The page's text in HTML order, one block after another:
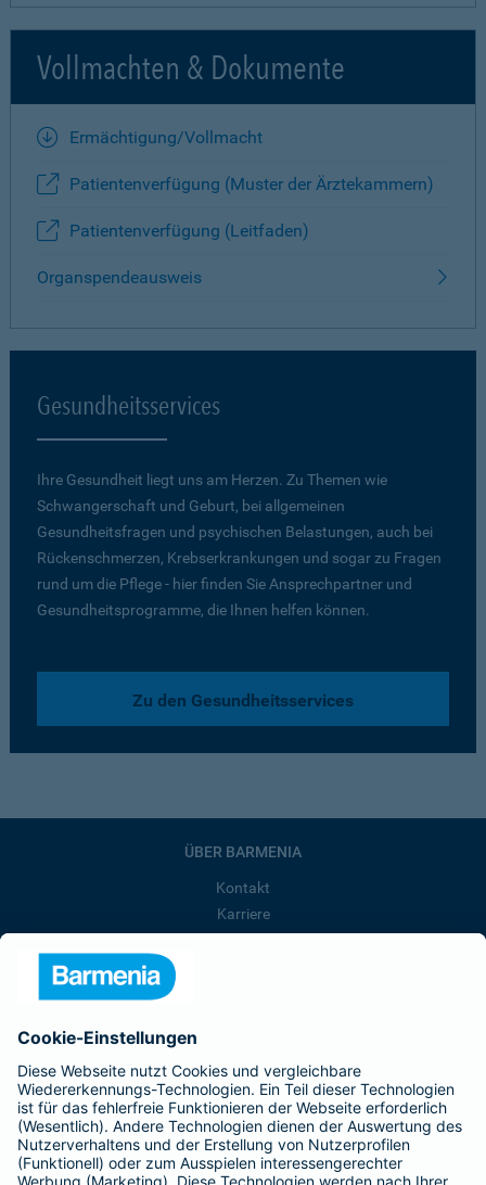
Vollmachten & Dokumente
Ermächtigung/Vollmacht
Patientenverfügung (Muster der Ärztekammern)
Patientenverfügung (Leitfaden)
Organspendeausweis
Gesundheitsservices
Ihre Gesundheit liegt uns am Herzen. Zu Themen wie
Schwangerschaft und Geburt, bei allgemeinen
Gesundheitsfragen und psychischen Belastungen, auch bei
Rückenschmerzen, Krebserkrankungen und sogar zu Fragen
rund um die Pflege - hier finden Sie Ansprechpartner und
Gesundheitsprogramme, die Ihnen helfen können.
Zu den Gesundheitsservices
ÜBER BARMENIA
Kontakt
Karriere
Barmenia ist Teil der BarmeniaGothaer
BELIEBTE SEITEN
Kranken-Zusatzversicherung
Tierversicherungen
Haftpflichtversicherung